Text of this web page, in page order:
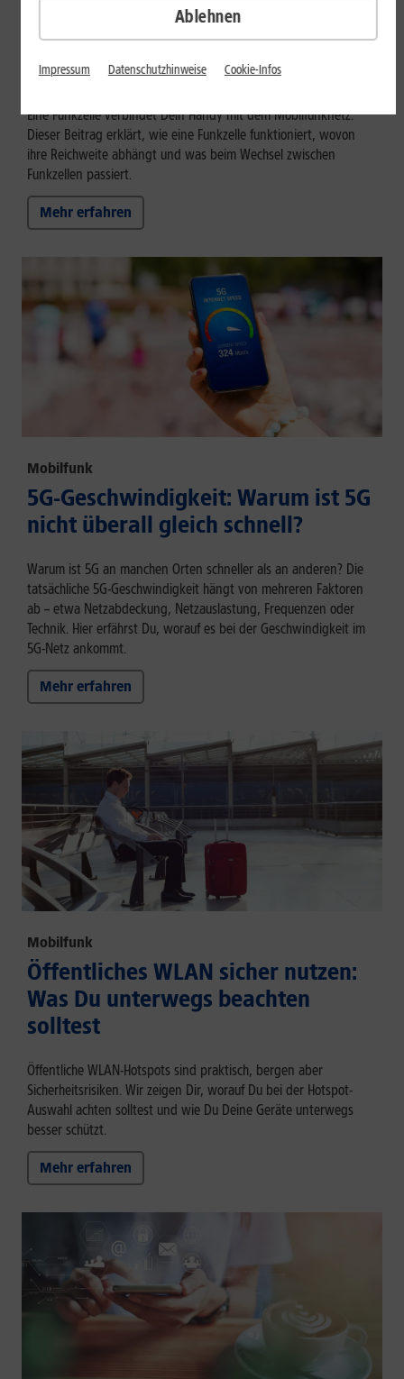
Wie funktioniert eine Funkzelle im
Mobilfunk?
Eine Funkzelle verbindet Dein Handy mit dem Mobilfunknetz.
Dieser Beitrag erklärt, wie eine Funkzelle funktioniert, wovon
ihre Reichweite abhängt und was beim Wechsel zwischen
Funkzellen passiert.
Mehr erfahren
Mobilfunk
5G-Geschwindigkeit: Warum ist 5G
nicht überall gleich schnell?
Warum ist 5G an manchen Orten schneller als an anderen? Die
tatsächliche 5G-Geschwindigkeit hängt von mehreren Faktoren
ab – etwa Netzabdeckung, Netzauslastung, Frequenzen oder
Technik. Hier erfährst Du, worauf es bei der Geschwindigkeit im
5G-Netz ankommt.
Mehr erfahren
Mobilfunk
Öffentliches WLAN sicher nutzen:
Was Du unterwegs beachten
solltest
Öffentliche WLAN-Hotspots sind praktisch, bergen aber
Sicherheitsrisiken. Wir zeigen Dir, worauf Du bei der Hotspot-
Auswahl achten solltest und wie Du Deine Geräte unterwegs
besser schützt.
Mehr erfahren
Ablehnen
Impressum Datenschutzhinweise Cookie-Infos